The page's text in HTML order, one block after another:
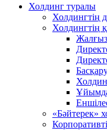
Холдинг туралы
Холдингтің
Холдингтің
«Бәйтерек»